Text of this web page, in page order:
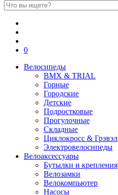
0
Велосипеды
BMX & TRIAL
Горные
Городские
Детские
Подростковые
Прогулочные
Складные
Циклокросс & Грэвэл
Электровелосипеды
Велоаксессуары
Бутылки и крепления
Велозамки
Велокомпьютер
Насосы